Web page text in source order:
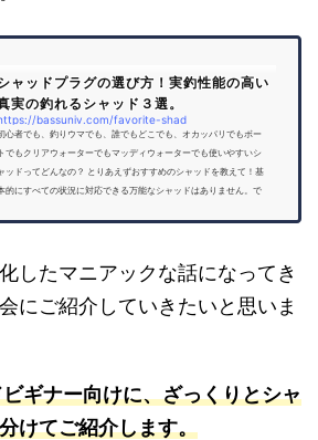
ャッドプラグの選び方！実釣性能の高い
実の釣れるシャッド３選。
bassuniv.com/favorite-shad
心者でも、釣りウマでも、誰でもどこでも、オカッパリでもボー
トでもクリアウォーターでもマッディウォーターでも使いやすいシ
ッドってどんなの？ とりあえずおすすめのシャッドを教えて！基
的にすべての状況に対応できる万能なシャッドはありません。で
んなシャッドが釣れるシャッドと言えるでしょうか？？世の中には
本当にたく...
したマニアックな話になってき
にご紹介していきたいと思いま
ギナー向けに、ざっくりとシャ
けてご紹介します。